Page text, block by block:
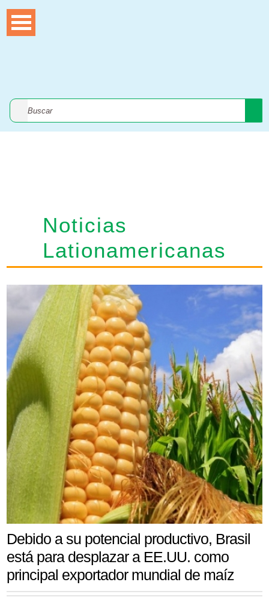
Noticias
Lationamericanas
Debido a su potencial productivo, Brasil
está para desplazar a EE.UU. como
principal exportador mundial de maíz